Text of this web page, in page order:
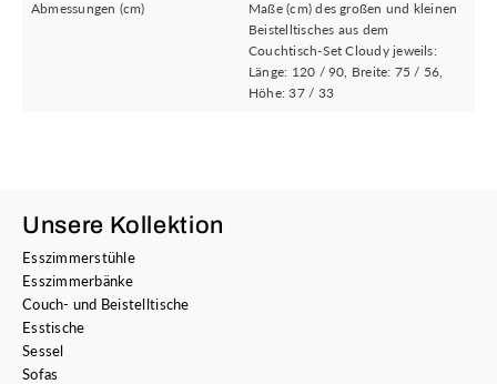
Abmessungen (cm)
Maße (cm) des großen und kleinen
Beistelltisches aus dem
Couchtisch-Set Cloudy jeweils:
Länge: 120 / 90, Breite: 75 / 56,
Höhe: 37 / 33
Unsere Kollektion
Esszimmerstühle
Esszimmerbänke
Couch- und Beistelltische
Esstische
Sessel
Sofas